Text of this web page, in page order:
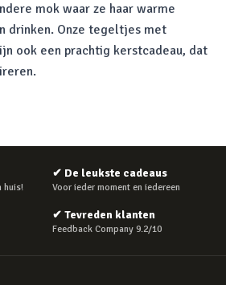
mok waar ze haar warme
drinken. Onze tegeltjes met
ook een prachtig kerstcadeau, dat
huis!
✔ De leukste cadeaus
Voor ieder moment en iedereen
✔ Tevreden klanten
Feedback Company 9.2/10